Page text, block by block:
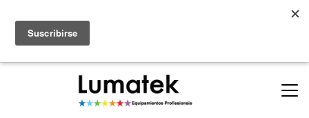
ONDE COMPRAR